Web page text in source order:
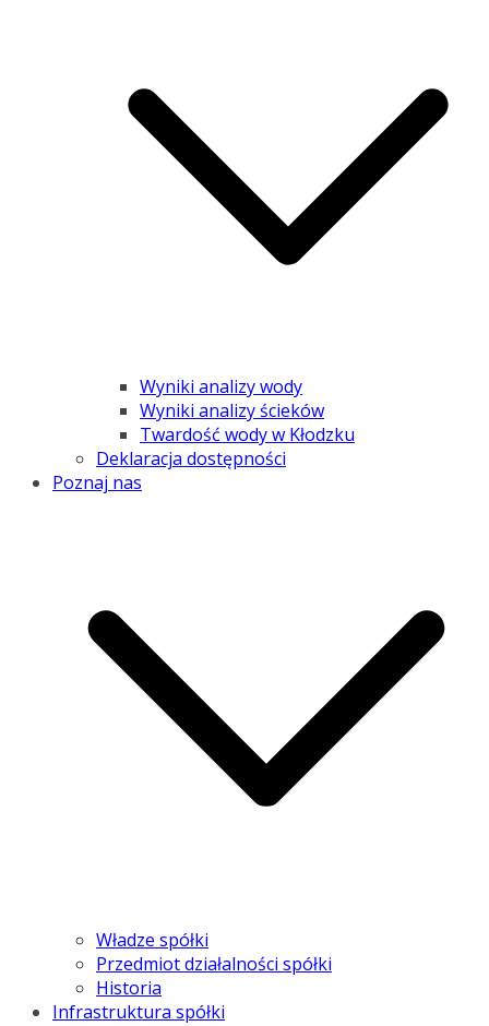
Wyniki analizy wody
Wyniki analizy ścieków
Twardość wody w Kłodzku
Deklaracja dostępności
Poznaj nas
Władze spółki
Przedmiot działalności spółki
Historia
Infrastruktura spółki